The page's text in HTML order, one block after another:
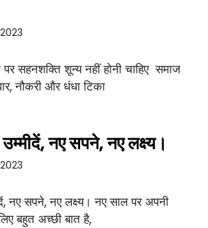
सहनशक्ति शून्य नहीं होनी चाहिए समाज
नौकरी और धंधा टिका
नए सपने, नए लक्ष्य।
नए सपने, नए लक्ष्य। नए साल पर अपनी
बहुत अच्छी बात है,